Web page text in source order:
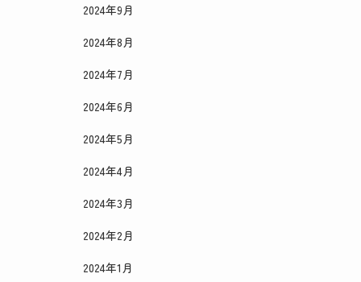
2024年9月
2024年8月
2024年7月
2024年6月
2024年5月
2024年4月
2024年3月
2024年2月
2024年1月